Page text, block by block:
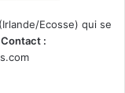
Ecosse) qui se
Contact :